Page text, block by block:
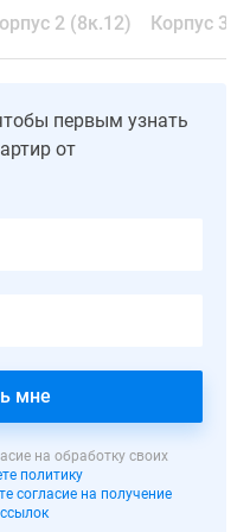
2 (8к.12) Корпус 3
первым узнать
от
мне
на обработку своих
политику
согласие на получение